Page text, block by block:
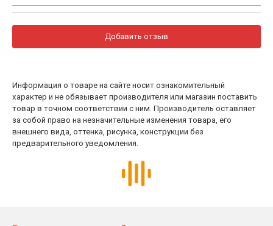
Добавить отзыв
Информация о товаре на сайте носит ознакомительный
характер и не обязывает производителя или магазин поставить
товар в точном соответствии с ним. Производитель оставляет
за собой право на незначительные изменения товара, его
внешнего вида, оттенка, рисунка, конструкции без
предварительного уведомления.